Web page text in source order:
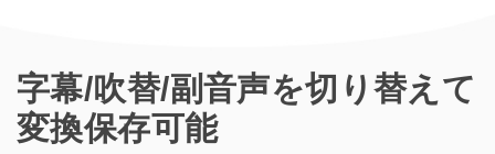
字幕/吹替/副音声を切り替えて
変換保存可能